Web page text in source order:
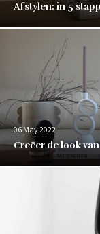
Afstylen: in 5
06 May 2022
Creëer de look